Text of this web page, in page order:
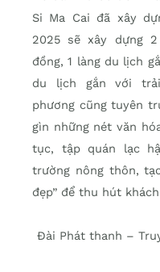
Si Ma Cai đã xây
2025 sẽ xây dựng
đồng, 1 làng du lịch
du lịch gắn với
phương cũng tuyên
gìn những nét văn
tục, tập quán lạc
trường nông thôn,
đẹp” để thu hút
Đài Phát thanh –